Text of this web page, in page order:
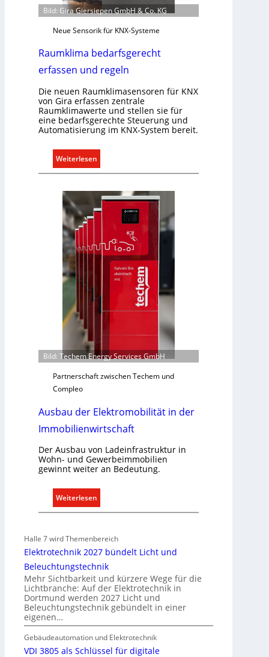
u
i
a
t
o
n
m
i
t
y
e
m
Bild: Gira Giersiepen GmbH & Co. KG
Neue Sensorik für KNX-Systeme
Raumklima bedarfsgerecht
erfassen und regeln
Die neuen Raumklimasensoren für KNX
von Gira erfassen zentrale
Raumklimawerte und stellen sie für
eine bedarfsgerechte Steuerung und
Automatisierung im KNX-System bereit.
Weiterlesen
R
u
m
i
m
e
f
s
g
e
c
t
e
f
s
e
n
u
n
d
r
e
g
e
l
Bild: Techem Energy Services GmbH
Partnerschaft zwischen Techem und
Compleo
Ausbau der Elektromobilität in der
Immobilienwirtschaft
Der Ausbau von Ladeinfrastruktur in
Wohn- und Gewerbeimmobilien
gewinnt weiter an Bedeutung.
Weiterlesen
A
b
u
d
e
r
E
l
e
Halle 7 wird Themenbereich
Elektrotechnik 2027 bündelt Licht und
Beleuchtungstechnik
Mehr Sichtbarkeit und kürzere Wege für die
Lichtbranche: Auf der Elektrotechnik in
Dortmund werden 2027 Licht und
Beleuchtungstechnik gebündelt in einer
eigenen…
Gebäudeautomation und Elektrotechnik
VDI 3805 als Schlüssel für digitale